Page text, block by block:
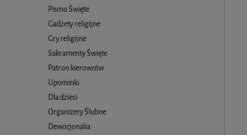
Pismo Święte
Gadżety religijne
Gry religijne
Sakramenty Święte
Patron kierowców
Upominki
Dla dzieci
Organizery Ślubne
Dewocjonalia